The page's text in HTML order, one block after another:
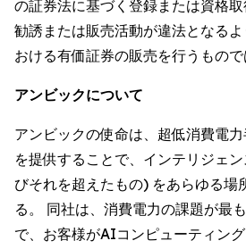
の証券法に基づく登録または資格取
勧誘または販売活動が違法となる
おける有価証券の販売を行うもので
アンビックについて
アンビックの使命は、超低消費電
を提供することで、インテリジェ
びそれを超えたもの) をあらゆる場
る。 同社は、消費電力の課題が最
で、お客様がAIコンピューティン